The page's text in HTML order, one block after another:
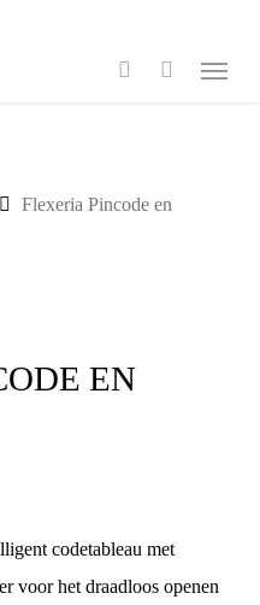
Menu
Flexeria Pincode en
EN
codetableau met
voor het draadloos openen